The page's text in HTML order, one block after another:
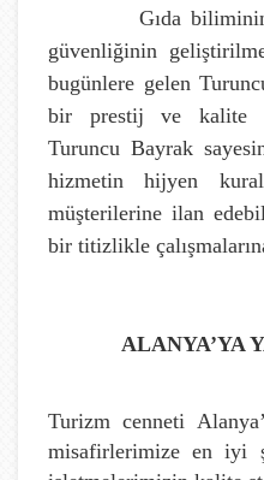
Gıda
güvenliğinin
bugünlere gelen
bir prestij ve kalite
Turuncu Bayrak
hizmetin hijyen
müşterilerine ilan
bir titizlikle
ALANYA’YA
Turizm cenneti
misafirlerimize en iyi